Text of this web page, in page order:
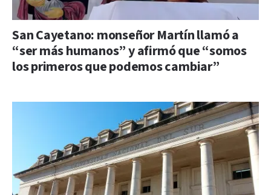
San Cayetano: monseñor Martín llamó a
“ser más humanos” y afirmó que “somos
los primeros que podemos cambiar”